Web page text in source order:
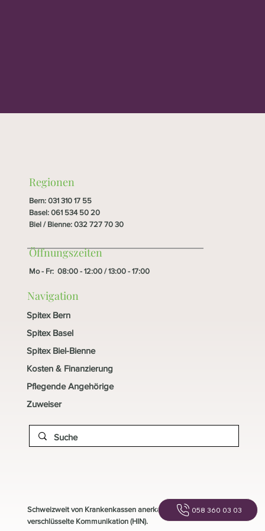
Regionen
Bern:031 310 17 55
Basel:061 534 50 20
Biel / Bienne:032 727 70 30
Öffnungszeiten
Mo - Fr: 08:00 - 12:00 / 13:00 - 17:00
Navigation
Spitex Bern
Spitex Basel
Spitex Biel-Bienne
Kosten & Finanzierung
Pflegende Angehörige
Zuweiser
Schweizweit von Krankenkassen anerkannt und
verschlüsselte Kommunikation (HIN).
058 360 03 03